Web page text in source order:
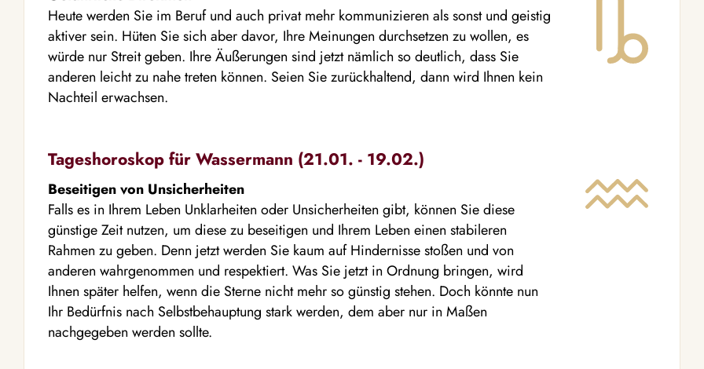
Heute werden Sie im Beruf und auch privat mehr kommunizieren als sonst und geistig
aktiver sein. Hüten Sie sich aber davor, Ihre Meinungen durchsetzen zu wollen, es
würde nur Streit geben. Ihre Äußerungen sind jetzt nämlich so deutlich, dass Sie
anderen leicht zu nahe treten können. Seien Sie zurückhaltend, dann wird Ihnen kein
Nachteil erwachsen.
Tageshoroskop für Wassermann (21.01. - 19.02.)
Beseitigen von Unsicherheiten
Falls es in Ihrem Leben Unklarheiten oder Unsicherheiten gibt, können Sie diese
günstige Zeit nutzen, um diese zu beseitigen und Ihrem Leben einen stabileren
Rahmen zu geben. Denn jetzt werden Sie kaum auf Hindernisse stoßen und von
anderen wahrgenommen und respektiert. Was Sie jetzt in Ordnung bringen, wird
Ihnen später helfen, wenn die Sterne nicht mehr so günstig stehen. Doch könnte nun
Ihr Bedürfnis nach Selbstbehauptung stark werden, dem aber nur in Maßen
nachgegeben werden sollte.